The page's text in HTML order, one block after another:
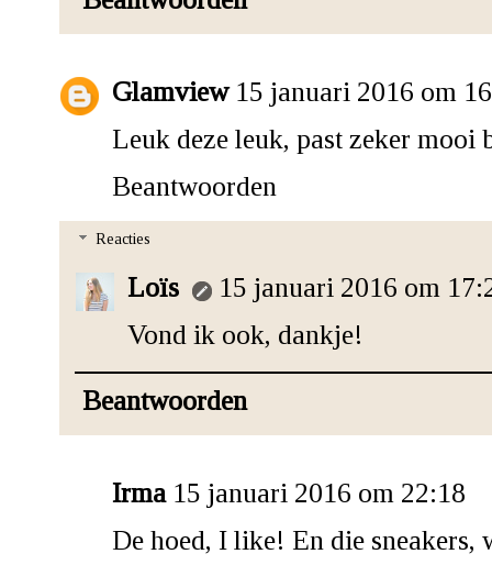
Glamview 15 januari 2016 om
Leuk deze leuk, past zeker mooi
Beantwoorden
Reacties
Loïs
15 januari 2016 om
Vond ik ook, dankje!
Beantwoorden
Irma 15 januari 2016 om 22:18
De hoed, I like! En die sneakers,